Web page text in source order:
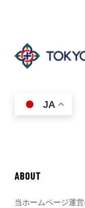
JA
ABOUT
当ホームページ運